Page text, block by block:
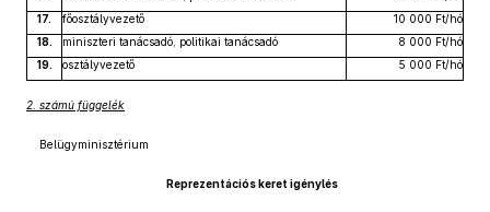
17.
főosztályvezető
10 000 Ft/hó
18.
miniszteri tanácsadó, politikai tanácsadó
8 000 Ft/hó
19.
osztályvezető 5 000 Ft/hó
2. számú függelék
Belügyminisztérium
Reprezentációs keret igénylés